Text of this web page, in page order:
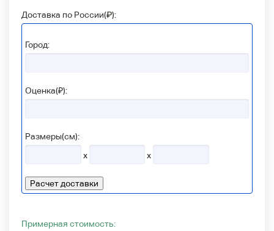
Доставка по России(₽):
Город:
Оценка(₽):
Размеры(см):
x
x
Расчет доставки
Примерная стоимость: